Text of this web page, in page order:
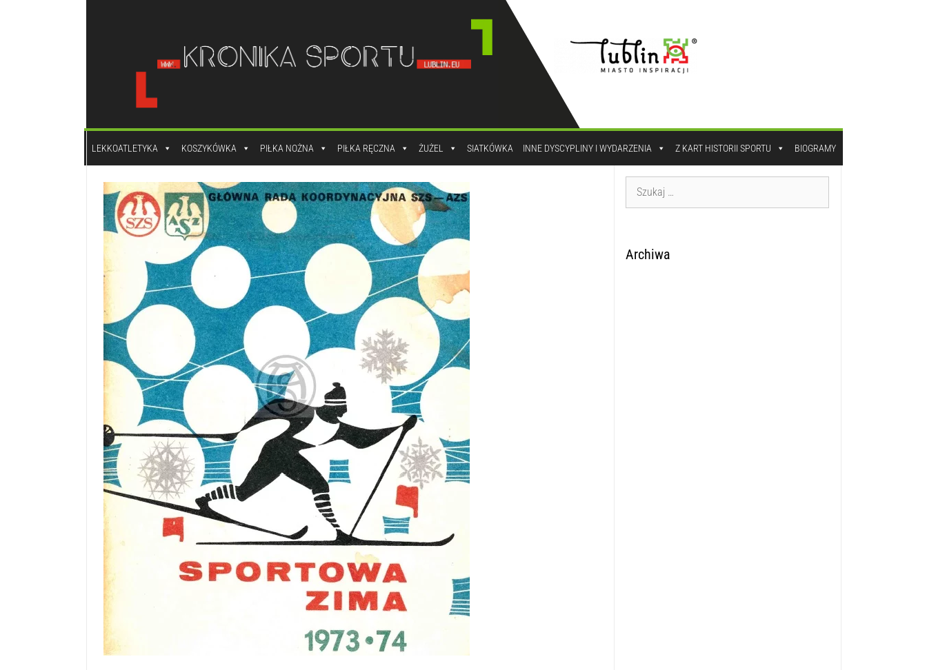
LEKKOATLETYKA KOSZYKÓWKA PIŁKA NOŻNA PIŁKA RĘCZNA ŻUŻEL SIATKÓWKA INNE DYSCYPLINY I WYDARZENIA Z KART HISTORII SPORTU BIOGRAMY
Archiwa